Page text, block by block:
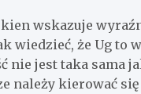
wskazuje
wiedzieć, że Ug to
nie jest taka sama
należy kierować